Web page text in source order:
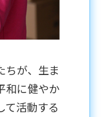
ちが、生ま
和に健やか
て活動する